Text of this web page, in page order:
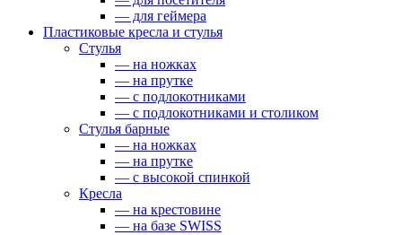
— для геймера
Пластиковые кресла и стулья
Стулья
— на ножках
— на прутке
— с подлокотниками
— с подлокотниками и столиком
Стулья барные
— на ножках
— на прутке
— с высокой спинкой
Кресла
— на крестовине
— на базе SWISS